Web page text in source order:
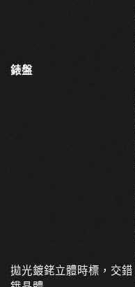
錶盤
拋光鍍銠立體時標，交錯